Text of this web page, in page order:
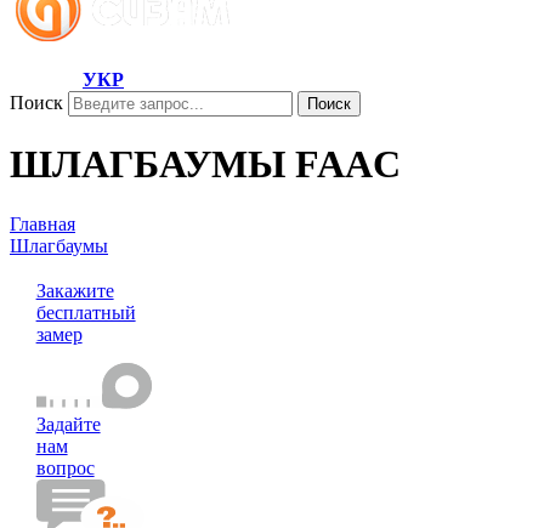
УКР
Поиск
Поиск
ШЛАГБАУМЫ FAAC
Главная
Шлагбаумы
Закажите
бесплатный
замер
Задайте
нам
вопрос